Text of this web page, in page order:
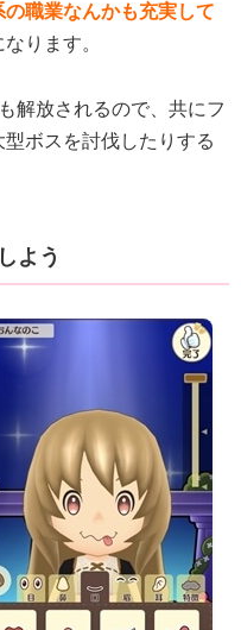
職業なんかも充実して
ります。
解放されるので、共にフ
ボスを討伐したりする
よう